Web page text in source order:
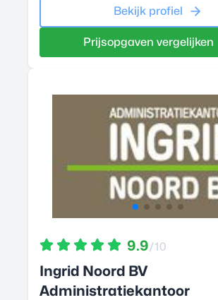
Bekijk profiel
Prijsopgaven vergelijken
9.9/10
Ingrid Noord BV
Administratiekantoor